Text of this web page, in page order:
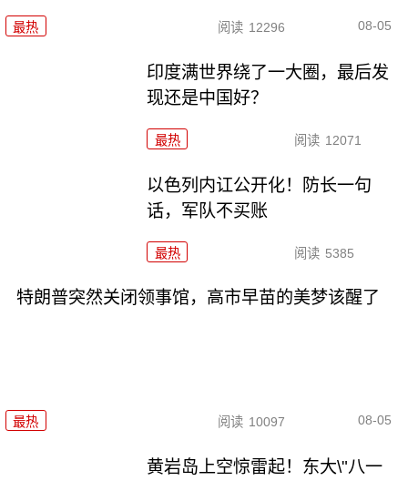
最热 阅读 12296 08-05
印度满世界绕了一大圈，最后发
现还是中国好？
最热 阅读 12071
以色列内讧公开化！防长一句
话，军队不买账
最热 阅读 5385
特朗普突然关闭领事馆，高市早苗的美梦该醒了
最热 阅读 10097 08-05
黄岩岛上空惊雷起！东大\"八一